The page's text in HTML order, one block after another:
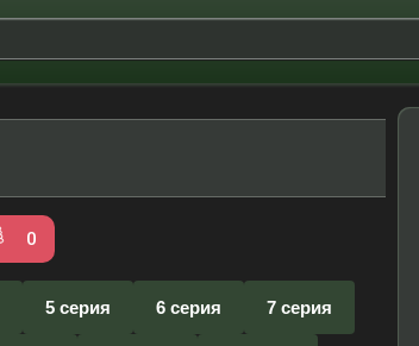
0
5 серия 6 серия 7 серия